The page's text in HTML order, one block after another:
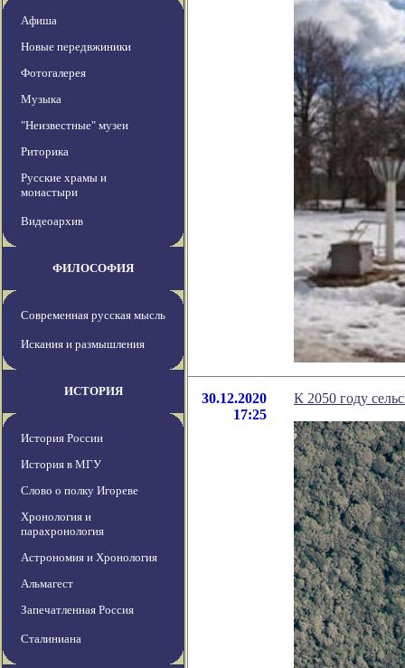
Афиша
Новые передвжиники
Фотогалерея
Музыка
"Неизвестные" музеи
Риторика
Русские храмы и
монастыри
Видеоархив
ФИЛОСОФИЯ
Современная русская мысль
Искания и размышления
ИСТОРИЯ
История России
История в МГУ
Слово о полку Игореве
Хронология и
парахронология
Астрономия и Хронология
Альмагест
Запечатленная Россия
Сталиниана
30.12.2020
17:25
К 2050 году